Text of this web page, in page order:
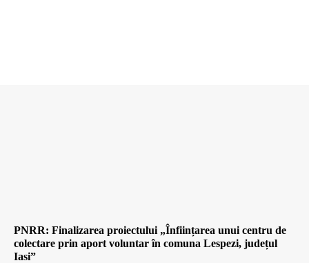
PNRR: Finalizarea proiectului „Înființarea unui centru de
colectare prin aport voluntar în comuna Lespezi, județul
Iasi”